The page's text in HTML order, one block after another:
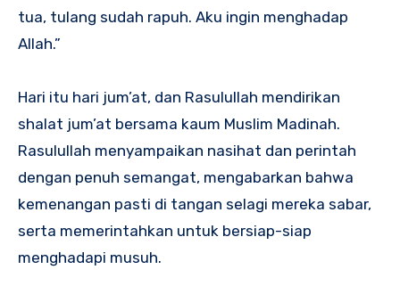
tua, tulang sudah rapuh. Aku ingin menghadap
Allah.”
Hari itu hari jum’at, dan Rasulullah mendirikan
shalat jum’at bersama kaum Muslim Madinah.
Rasulullah menyampaikan nasihat dan perintah
dengan penuh semangat, mengabarkan bahwa
kemenangan pasti di tangan selagi mereka sabar,
serta memerintahkan untuk bersiap-siap
menghadapi musuh.